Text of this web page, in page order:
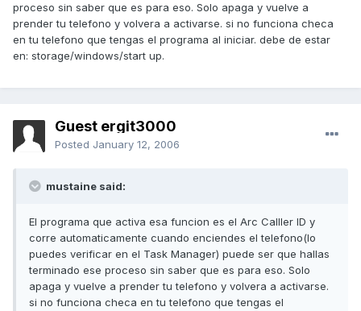
proceso sin saber que es para eso. Solo apaga y vuelve a
prender tu telefono y volvera a activarse. si no funciona checa
en tu telefono que tengas el programa al iniciar. debe de estar
en: storage/windows/start up.
Guest ergit3000
Posted January 12, 2006
mustaine said:
El programa que activa esa funcion es el Arc Calller ID y
corre automaticamente cuando enciendes el telefono(lo
puedes verificar en el Task Manager) puede ser que hallas
terminado ese proceso sin saber que es para eso. Solo
apaga y vuelve a prender tu telefono y volvera a activarse.
si no funciona checa en tu telefono que tengas el